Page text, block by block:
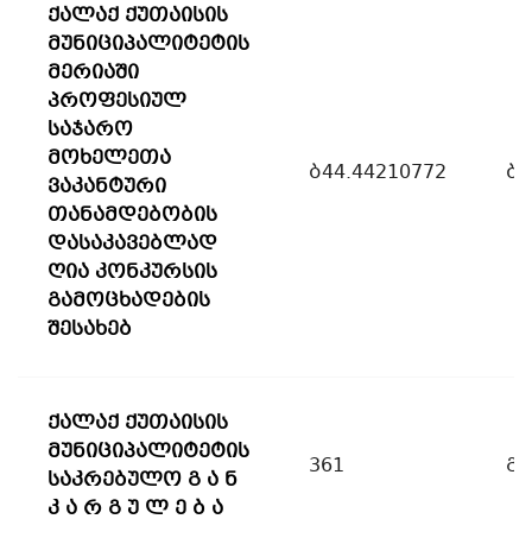
ქალაქ ქუთაისის
მუნიციპალიტეტის
მერიაში
პროფესიულ
საჯარო
მოხელეთა
ვაკანტური
თანამდებობის
დასაკავებლად
ღია კონკურსის
გამოცხადების
შესახებ
ბ44.44210772
ქალაქ ქუთაისის
მუნიციპალიტეტის
საკრებულო გ ა ნ
კ ა რ გ უ ლ ე ბ ა
361